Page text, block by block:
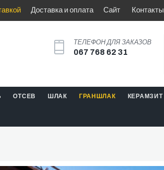
Доставка и оплата Сайт Контакты
ТЕЛЕФОН ДЛЯ ЗАКАЗОВ
067 768 62 31
ОТСЕВ ШЛАК ГРАНШЛАК КЕРАМЗИТ